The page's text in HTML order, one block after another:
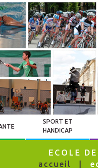
SPORT ET
HANDICAP
ECOLE
accueil